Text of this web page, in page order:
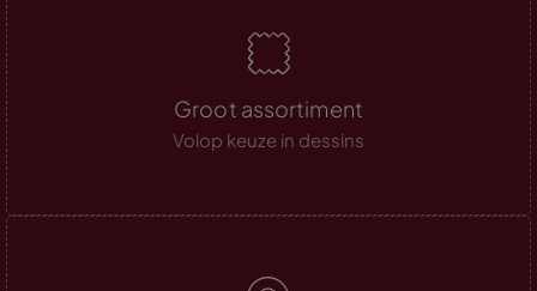
Groot assortiment
Volop keuze in dessins